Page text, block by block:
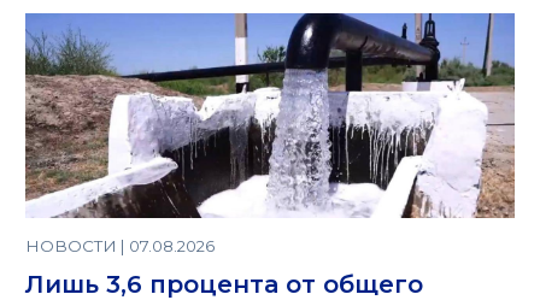
НОВОСТИ | 07.08.2026
Лишь 3,6 процента от общего